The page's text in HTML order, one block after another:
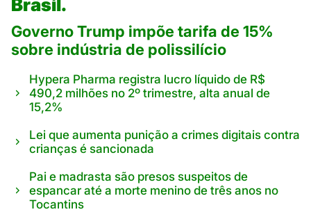
Brasil.
Governo Trump impõe tarifa de 15%
sobre indústria de polissilício
Hypera Pharma registra lucro líquido de R$
490,2 milhões no 2º trimestre, alta anual de
15,2%
Lei que aumenta punição a crimes digitais contra
crianças é sancionada
Pai e madrasta são presos suspeitos de
espancar até a morte menino de três anos no
Tocantins